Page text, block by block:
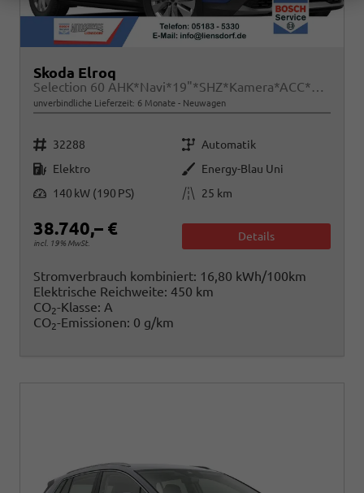
Skoda Elroq
Selection 60 AHK*Navi*19"*SHZ*Kamera*ACC*2Z-Klimaauto*LED
unverbindliche Lieferzeit: 6 Monate Neuwagen
Fahrzeugnr. 32288 Getriebe Automatik
Kraftstoff Elektro Außenfarbe Energy-Blau Uni
Leistung
140 kW (190 PS) Kilometerstand 25 km
38.740,– €
incl. 19% MwSt.
Details
Stromverbrauch kombiniert: 16,80 kWh/100km
Elektrische Reichweite: 450 km
CO2-Klasse: A
CO2-Emissionen: 0 g/km